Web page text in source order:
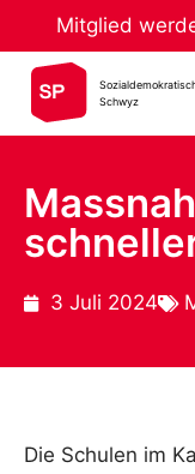
Mitglied
Schwyz
3 Juli 2024
Die Schulen im